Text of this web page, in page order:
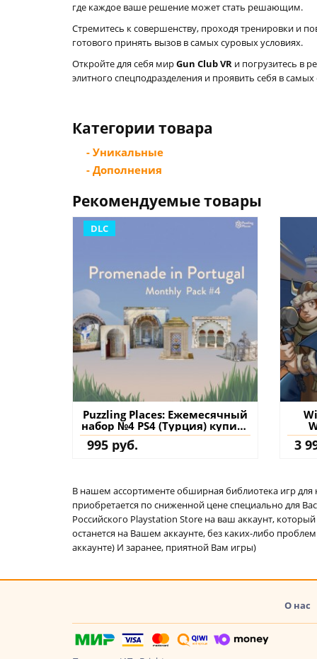
где каждое ваше решение может стать решающим.
Стремитесь к совершенству, проходя тренировки и
готового принять вызов в самых суровых условиях.
Откройте для себя мирGun Club VR и погрузитесь в
элитного спецподразделения и проявить себя в
Категории товара
- Уникальные
- Дополнения
Рекомендуемые товары
DLC
Puzzling Places: Ежемесячный
набор №4 PS4 (Турция) купить
дополнение на аккаунт
995 руб. 3
В нашем ассортименте обширная библиотека игр
приобретается по сниженной цене специально для
Российского Playstation Store на ваш аккаунт,
останется на Вашем аккаунте, без каких-либо
аккаунте) И заранее, приятной Вам игры)
О нас